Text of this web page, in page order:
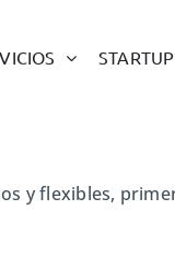
y flexibles,